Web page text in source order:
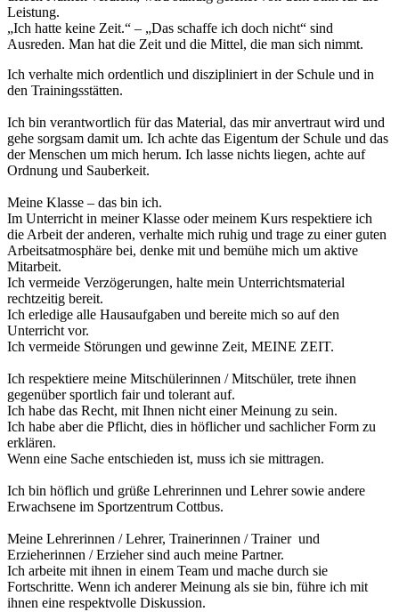
Leistung.
„Ich hatte keine Zeit.“ – „Das schaffe ich doch nicht“ sind
Ausreden. Man hat die Zeit und die Mittel, die man sich nimmt.
Ich verhalte mich ordentlich und diszipliniert in der Schule und in
den Trainingsstätten.
Ich bin verantwortlich für das Material, das mir anvertraut wird und
gehe sorgsam damit um. Ich achte das Eigentum der Schule und das
der Menschen um mich herum. Ich lasse nichts liegen, achte auf
Ordnung und Sauberkeit.
Meine Klasse – das bin ich.
Im Unterricht in meiner Klasse oder meinem Kurs respektiere ich
die Arbeit der anderen, verhalte mich ruhig und trage zu einer guten
Arbeitsatmosphäre bei, denke mit und bemühe mich um aktive
Mitarbeit.
Ich vermeide Verzögerungen, halte mein Unterrichtsmaterial
rechtzeitig bereit.
Ich erledige alle Hausaufgaben und bereite mich so auf den
Unterricht vor.
Ich vermeide Störungen und gewinne Zeit, MEINE ZEIT.
Ich respektiere meine Mitschülerinnen / Mitschüler, trete ihnen
gegenüber sportlich fair und tolerant auf.
Ich habe das Recht, mit Ihnen nicht einer Meinung zu sein.
Ich habe aber die Pflicht, dies in höflicher und sachlicher Form zu
erklären.
Wenn eine Sache entschieden ist, muss ich sie mittragen.
Ich bin höflich und grüße Lehrerinnen und Lehrer sowie andere
Erwachsene im Sportzentrum Cottbus.
Meine Lehrerinnen / Lehrer, Trainerinnen / Trainer und
Erzieherinnen / Erzieher sind auch meine Partner.
Ich arbeite mit ihnen in einem Team und mache durch sie
Fortschritte. Wenn ich anderer Meinung als sie bin, führe ich mit
ihnen eine respektvolle Diskussion.